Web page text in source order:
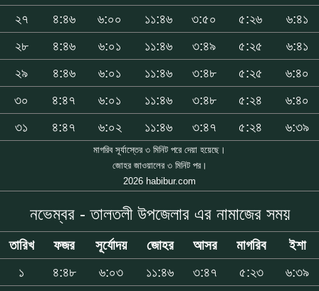
২৭
৪:৪৬ ৬:০০ ১১:৪৬ ৩:৫০ ৫:২৬
৬:৪১
২৮
৪:৪৬ ৬:০১ ১১:৪৬ ৩:৪৯ ৫:২৫
৬:৪১
২৯
৪:৪৬ ৬:০১ ১১:৪৬ ৩:৪৮ ৫:২৫
৬:৪০
৩০
৪:৪৭ ৬:০১ ১১:৪৬ ৩:৪৮ ৫:২৪
৬:৪০
৩১
৪:৪৭ ৬:০২ ১১:৪৬ ৩:৪৭ ৫:২৪ ৬:৩৯
মাগরিব সূর্যাস্তের ৩ মিনিট পরে দেয়া হয়েছে।
জোহর জাওয়ালের ৩ মিনিট পর।
2026 habibur.com
নভেম্বর - তালতলী উপজেলার এর নামাজের সময়
তারিখ ফজর সূর্যোদয় জোহর আসর মাগরিব
ইশা
১
৪:৪৮ ৬:০৩ ১১:৪৬ ৩:৪৭ ৫:২৩
৬:৩৯